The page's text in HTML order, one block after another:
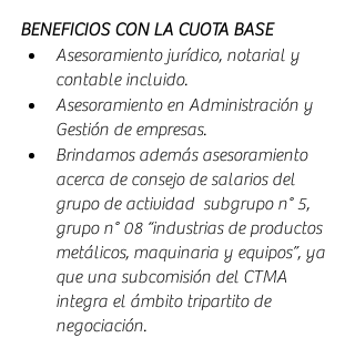
BENEFICIOS CON LA CUOTA BASE
Asesoramiento jurídico, notarial y
contable incluido.
Asesoramiento en Administración y
Gestión de empresas.
Brindamos además asesoramiento
acerca de consejo de salarios del
grupo de actividad  subgrupo n° 5,
grupo n° 08 “industrias de productos
metálicos, maquinaria y equipos”, ya
que una subcomisión del CTMA
integra el ámbito tripartito de
negociación.